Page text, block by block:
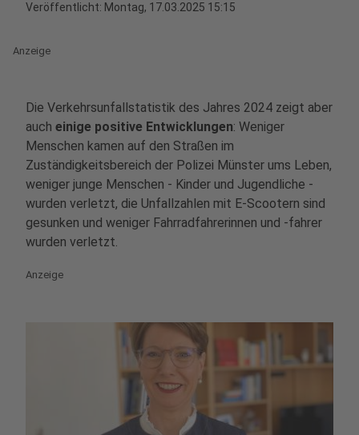
Veröffentlicht: Montag, 17.03.2025 15:15
Anzeige
Die Verkehrsunfallstatistik des Jahres 2024 zeigt aber
auch einige positive Entwicklungen: Weniger
Menschen kamen auf den Straßen im
Zuständigkeitsbereich der Polizei Münster ums Leben,
weniger junge Menschen - Kinder und Jugendliche -
wurden verletzt, die Unfallzahlen mit E-Scootern sind
gesunken und weniger Fahrradfahrerinnen und -fahrer
wurden verletzt.
Anzeige